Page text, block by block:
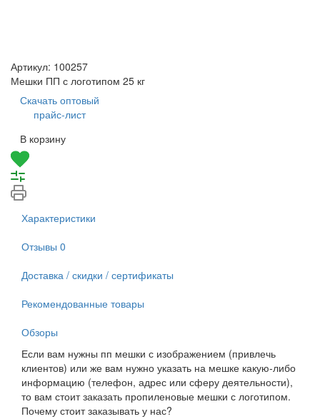
Артикул: 100257
Мешки ПП с логотипом 25 кг
Скачать оптовый
прайс-лист
В корзину
Характеристики
Отзывы 0
Доставка / скидки / сертификаты
Рекомендованные товары
Обзоры
Если вам нужны пп мешки с изображением (привлечь
клиентов) или же вам нужно указать на мешке какую-либо
информацию (телефон, адрес или сферу деятельности),
то вам стоит заказать пропиленовые мешки с логотипом.
Почему стоит заказывать у нас?